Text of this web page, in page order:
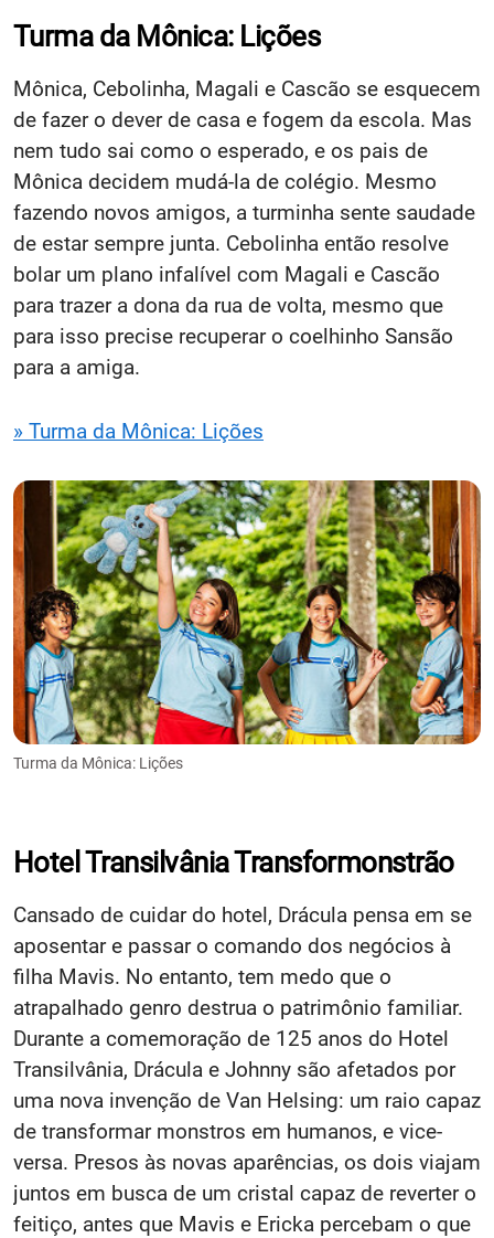
Turma da Mônica: Lições
Mônica, Cebolinha, Magali e Cascão se esquecem
de fazer o dever de casa e fogem da escola. Mas
nem tudo sai como o esperado, e os pais de
Mônica decidem mudá-la de colégio. Mesmo
fazendo novos amigos, a turminha sente saudade
de estar sempre junta. Cebolinha então resolve
bolar um plano infalível com Magali e Cascão
para trazer a dona da rua de volta, mesmo que
para isso precise recuperar o coelhinho Sansão
para a amiga.
» Turma da Mônica: Lições
Turma da Mônica: Lições
Hotel Transilvânia Transformonstrão
Cansado de cuidar do hotel, Drácula pensa em se
aposentar e passar o comando dos negócios à
filha Mavis. No entanto, tem medo que o
atrapalhado genro destrua o patrimônio familiar.
Durante a comemoração de 125 anos do Hotel
Transilvânia, Drácula e Johnny são afetados por
uma nova invenção de Van Helsing: um raio capaz
de transformar monstros em humanos, e vice-
versa. Presos às novas aparências, os dois viajam
juntos em busca de um cristal capaz de reverter o
feitiço, antes que Mavis e Ericka percebam o que